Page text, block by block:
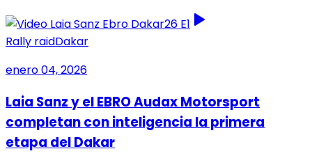
Rally raidDakar
enero 04, 2026
Laia Sanz y el EBRO Audax Motorsport
completan con inteligencia la primera
etapa del Dakar